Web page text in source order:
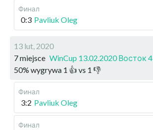
Финал
0:3 Pavliuk Oleg
13 lut, 2020
7 miejsce WinCup 13.02.2020 Восток 4
50% wygrywa 1 👍 vs 1 👎
Финал
3:2 Pavliuk Oleg
Финал